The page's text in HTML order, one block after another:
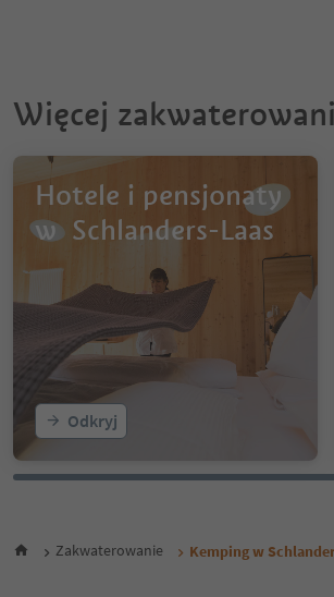
Więcej
Hotele i pensjonaty
w Schlanders-Laas
Odkryj
Zakwaterowanie Kemping w